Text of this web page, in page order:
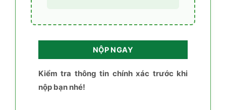
Kiểm tra thông tin chính xác trước khi
nộp bạn nhé!